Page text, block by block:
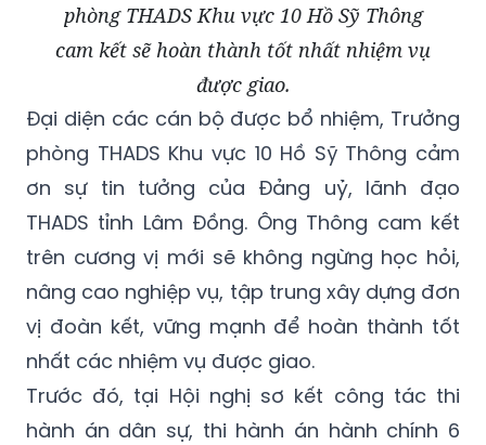
phòng THADS Khu vực 10 Hồ Sỹ Thông
cam kết sẽ hoàn thành tốt nhất nhiệm vụ
được giao.
Đại diện các cán bộ được bổ nhiệm, Trưởng
phòng THADS Khu vực 10 Hồ Sỹ Thông cảm
ơn sự tin tưởng của Đảng uỷ, lãnh đạo
THADS tỉnh Lâm Đồng. Ông Thông cam kết
trên cương vị mới sẽ không ngừng học hỏi,
nâng cao nghiệp vụ, tập trung xây dựng đơn
vị đoàn kết, vững mạnh để hoàn thành tốt
nhất các nhiệm vụ được giao.
Trước đó, tại Hội nghị sơ kết công tác thi
hành án dân sự, thi hành án hành chính 6